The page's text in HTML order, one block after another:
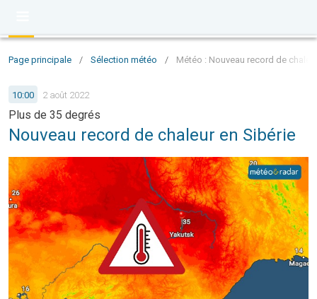
Page principale / Sélection météo / Météo : Nouveau record de
10:00 2 août 2022
Plus de 35 degrés
Nouveau record de chaleur en Sibérie